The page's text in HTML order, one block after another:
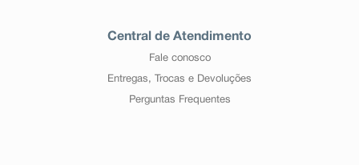
Central de Atendimento
Fale conosco
Entregas, Trocas e Devoluções
Perguntas Frequentes